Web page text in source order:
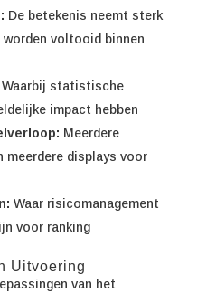
De betekenis neemt sterk
worden voltooid binnen
Waarbij statistische
impact hebben
Meerdere
meerdere displays voor
Waar risicomanagement
voor ranking
Uitvoering
van het